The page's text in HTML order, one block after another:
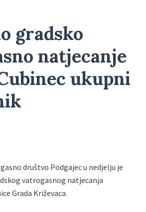
gradsko
natjecanje
ukupni
društvo Podgajec u nedjelju je
vatrogasnog natjecanja
Grada Križevaca.